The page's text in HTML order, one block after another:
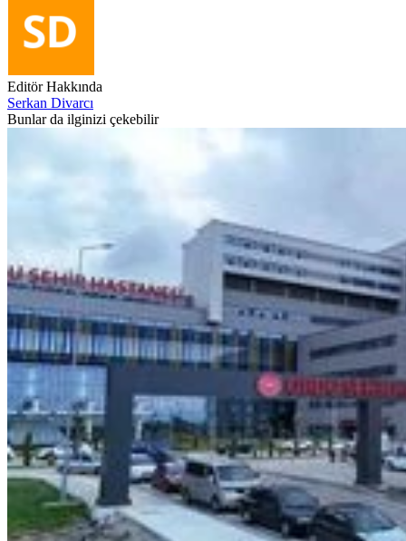
Editör Hakkında
Serkan Divarcı
Bunlar da ilginizi çekebilir